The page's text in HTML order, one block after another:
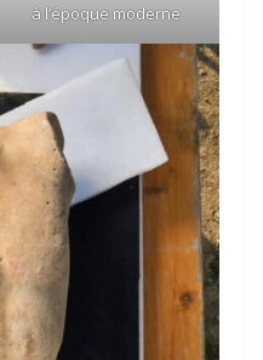
à l’époque moderne